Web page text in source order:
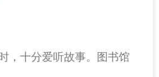
，十分爱听故事。图书馆